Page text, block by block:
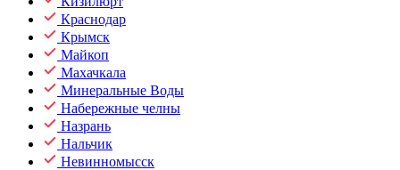
Краснодар
Крымск
Майкоп
Махачкала
Минеральные Воды
Набережные челны
Назрань
Нальчик
Невинномысск